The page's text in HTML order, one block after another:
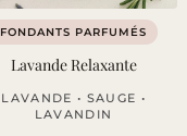
FONDANTS PARFUMÉS
Lavande Relaxante
LAVANDE • SAUGE •
LAVANDIN